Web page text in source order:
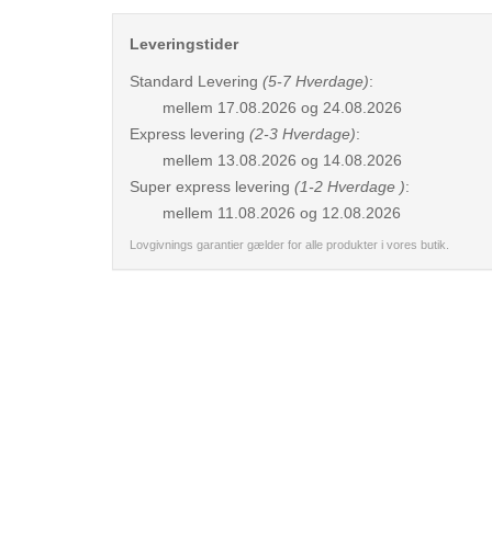
Leveringstider
Standard Levering (5-7 Hverdage):
mellem 17.08.2026 og 24.08.2026
Express levering (2-3 Hverdage):
mellem 13.08.2026 og 14.08.2026
Super express levering (1-2 Hverdage ):
mellem 11.08.2026 og 12.08.2026
Lovgivnings garantier gælder for alle produkter i vores butik.